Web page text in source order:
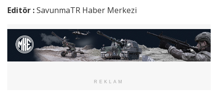
Editör :SavunmaTR Haber Merkezi
REKLAM